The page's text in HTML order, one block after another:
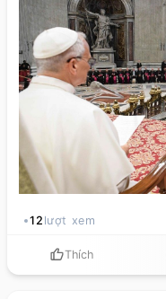
bản, loại bỏ mọi sự
đời sống nội tâm qua
thương như Chúa
sống tầm thường, an
động, nhưng hãy đam
toàn văn bài chia sẻ
12 lượt xem
Thích